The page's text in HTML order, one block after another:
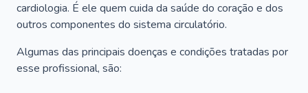
cardiologia. É ele quem cuida da saúde do coração e dos
outros componentes do sistema circulatório.
Algumas das principais doenças e condições tratadas por
esse profissional, são: